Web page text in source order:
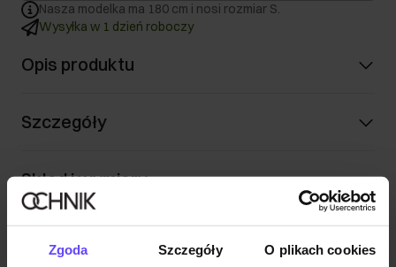
Zgoda Szczegóły O plikach cookies
Nasza modelka ma 180 cm i nosi rozmiar S.
Wysyłka w 1 dzień roboczy
Opis produktu
Szczegóły
Skład i wymiary